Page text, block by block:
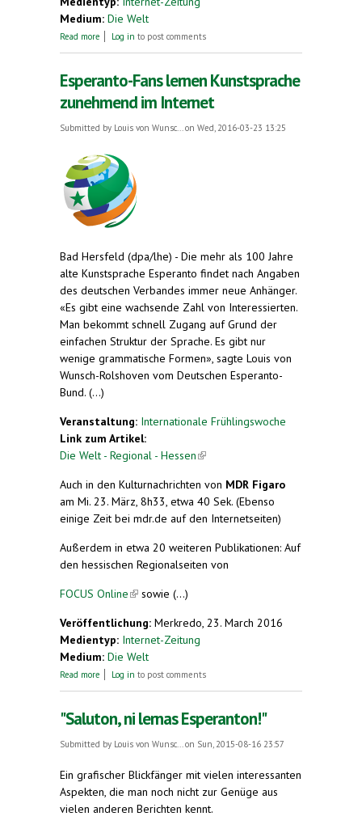
Medium: Die Welt
Read more about Esperanto-Bund fordert Sprach-Info an
Log in to post comments
Esperanto-Fans lernen Kunstsprache
zunehmend im Internet
Submitted by Louis von Wunsc... on Wed, 2016-03-23 13:25
Bad Hersfeld (dpa/lhe) - Die mehr als 100 Jahre
alte Kunstsprache Esperanto findet nach Angaben
des deutschen Verbandes immer neue Anhänger.
«Es gibt eine wachsende Zahl von Interessierten.
Man bekommt schnell Zugang auf Grund der
einfachen Struktur der Sprache. Es gibt nur
wenige grammatische Formen», sagte Louis von
Wunsch-Rolshoven vom Deutschen Esperanto-
Bund. (...)
Veranstaltung: Internationale Frühlingswoche
Link zum Artikel:
Die Welt - Regional - Hessen(link is external)
Auch in den Kulturnachrichten von MDR Figaro
am Mi. 23. März, 8h33, etwa 40 Sek. (Ebenso
einige Zeit bei mdr.de auf den Internetseiten)
Außerdem in etwa 20 weiteren Publikationen: Auf
den hessischen Regionalseiten von
FOCUS Online(link is external)
sowie (...)
Veröffentlichung: Merkredo, 23. March 2016
Medientyp: Internet-Zeitung
Medium: Die Welt
Read more about Esperanto-Fans lernen Kunstsprache
Log in to post comments
"Saluton, ni lernas Esperanton!"
Submitted by Louis von Wunsc... on Sun, 2015-08-16 23:57
Ein grafischer Blickfänger mit vielen interessanten
Aspekten, die man noch nicht zur Genüge aus
vielen anderen Berichten kennt.